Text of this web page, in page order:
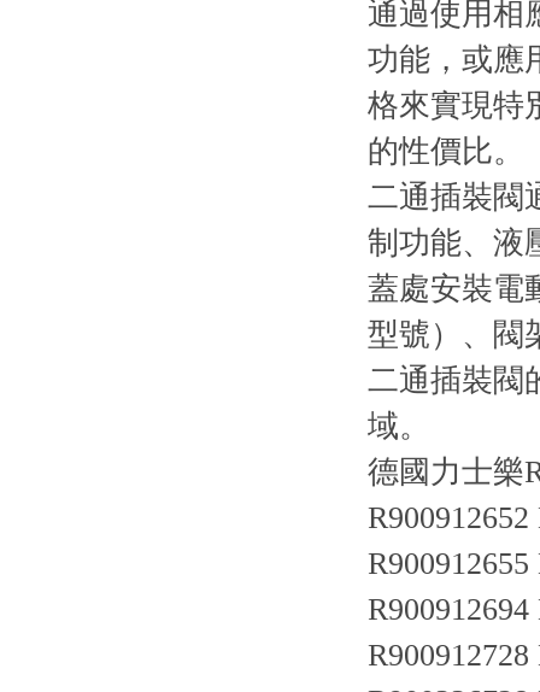
通過使用相
功能，或應
格來實現特
的性價比。
二通插裝閥
制功能、液
蓋處安裝電
型號）、閥
二通插裝閥
域。
德國力士樂